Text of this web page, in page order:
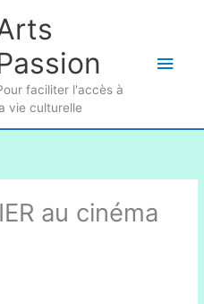
faciliter l'accès à
vie culturelle
au cinéma